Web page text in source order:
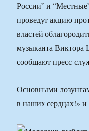
России” и
проведут акцию
властей
музыканта Виктора
сообщают пресс-
Основными
в наших сердцах!» и